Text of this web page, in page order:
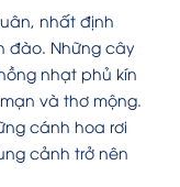
nhất định
đào. Những cây
nhạt phủ kín
và thơ mộng.
cánh hoa rơi
cảnh trở nên